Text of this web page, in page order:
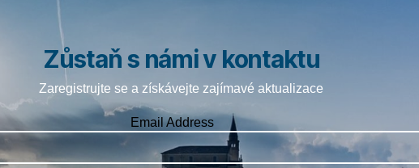
Zůstaň s námi v kontaktu
Zaregistrujte se a získávejte zajímavé aktualizace
Email Address